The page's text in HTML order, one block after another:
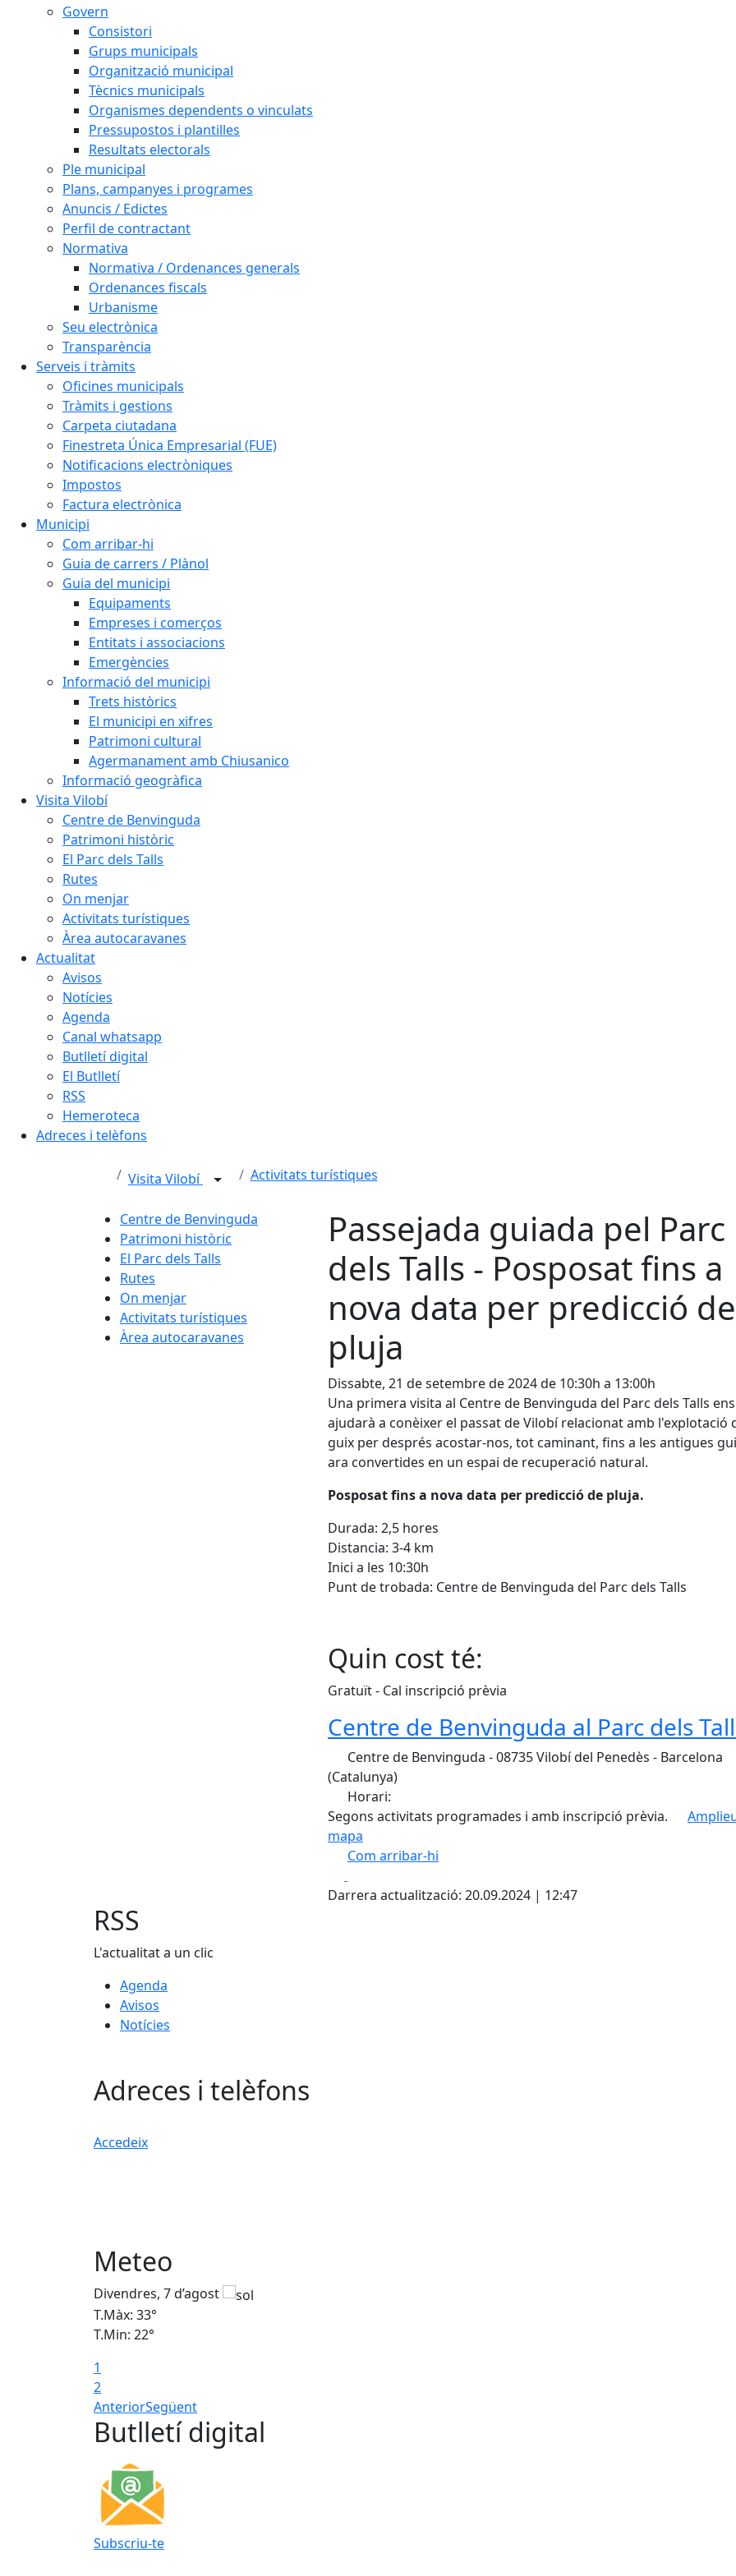
Govern
Consistori
Grups municipals
Organització municipal
Tècnics municipals
Organismes dependents o vinculats
Pressupostos i plantilles
Resultats electorals
Ple municipal
Plans, campanyes i programes
Anuncis / Edictes
Perfil de contractant
Normativa
Normativa / Ordenances generals
Ordenances fiscals
Urbanisme
Seu electrònica
Transparència
Serveis i tràmits
Oficines municipals
Tràmits i gestions
Carpeta ciutadana
Finestreta Única Empresarial (FUE)
Notificacions electròniques
Impostos
Factura electrònica
Municipi
Com arribar-hi
Guia de carrers / Plànol
Guia del municipi
Equipaments
Empreses i comerços
Entitats i associacions
Emergències
Informació del municipi
Trets històrics
El municipi en xifres
Patrimoni cultural
Agermanament amb Chiusanico
Informació geogràfica
Visita Vilobí
Centre de Benvinguda
Patrimoni històric
El Parc dels Talls
Rutes
On menjar
Activitats turístiques
Àrea autocaravanes
Actualitat
Avisos
Notícies
Agenda
Canal whatsapp
Butlletí digital
El Butlletí
RSS
Hemeroteca
Adreces i telèfons
Visita Vilobí Activitats turístiques
Centre de Benvinguda
Patrimoni històric
El Parc dels Talls
Rutes
On menjar
Activitats turístiques
Àrea autocaravanes
Passejada guiada pel Parc
dels Talls - Posposat fins a
nova data per predicció de
pluja
Dissabte, 21 de setembre de 2024 de 10:30h a 13:00h
Una primera visita al Centre de Benvinguda del Parc dels Talls ens
ajudarà a conèixer el passat de Vilobí relacionat amb l'explotació
guix per després acostar-nos, tot caminant, fins a les antigues
ara convertides en un espai de recuperació natural.
Posposat fins a nova data per predicció de pluja.
Durada: 2,5 hores
Distancia: 3-4 km
Inici a les 10:30h
Punt de trobada: Centre de Benvinguda del Parc dels Talls
Quin cost té:
Gratuït - Cal inscripció prèvia
Centre de Benvinguda al Parc dels
Centre de Benvinguda - 08735 Vilobí del Penedès - Barcelona
(Catalunya)
Horari:
Segons activitats programades i amb inscripció prèvia.
mapa
Com arribar-hi
+
Darrera actualització: 20.09.2024 | 12:47
RSS
L'actualitat a un clic
Agenda
Avisos
Notícies
Adreces i telèfons
Accedeix
Meteo
Divendres, 7 d’agost
T.Màx: 33°
T.Min: 22°
1
2
AnteriorSegüent
Butlletí digital
Subscriu-te